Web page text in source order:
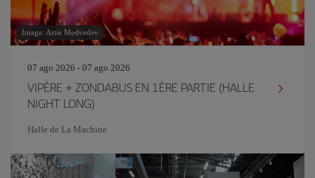
Image: Artie Medvedev
07 ago 2026 - 07 ago 2026
VIPÈRE + ZONDABUS EN 1ÈRE PARTIE (HALLE
NIGHT LONG)
Halle de La Machine